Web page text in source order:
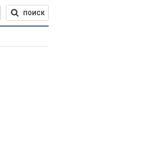
ПОИСК